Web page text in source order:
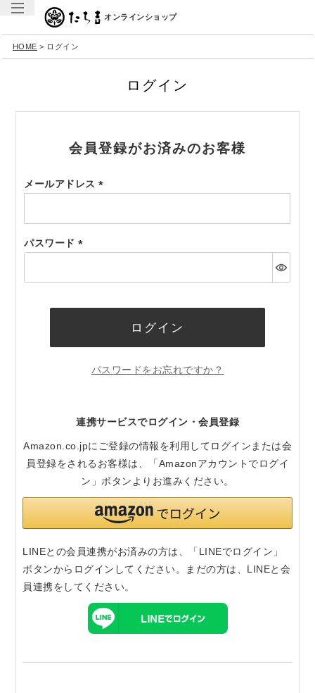
オンラインショップ
HOME ログイン
ログイン
会員登録がお済みのお客様
メールアドレス
須)
パスワード
須)
ログイン
パスワードをお忘れですか？
連携サービスでログイン・会員登録
Amazon.co.jpにご登録の情報を利用してログインまたは会
員登録をされるお客様は、「Amazonアカウントでログイ
ン」ボタンよりお進みください。
LINEとの会員連携がお済みの方は、「LINEでログイン」
ボタンからログインしてください。まだの方は、 LINEと会
員連携をしてください。